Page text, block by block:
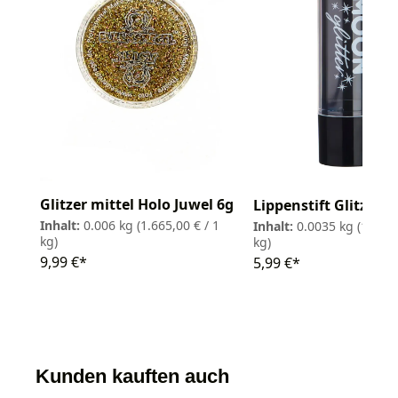
Glitzer mittel Holo Juwel 6g
Inhalt: 0.006 kg (1.665,00 € / 1
kg)
9,99 €*
Lippenstift Glitzer
Inhalt: 0.0035 kg
kg)
5,99 €*
Kunden kauften auch